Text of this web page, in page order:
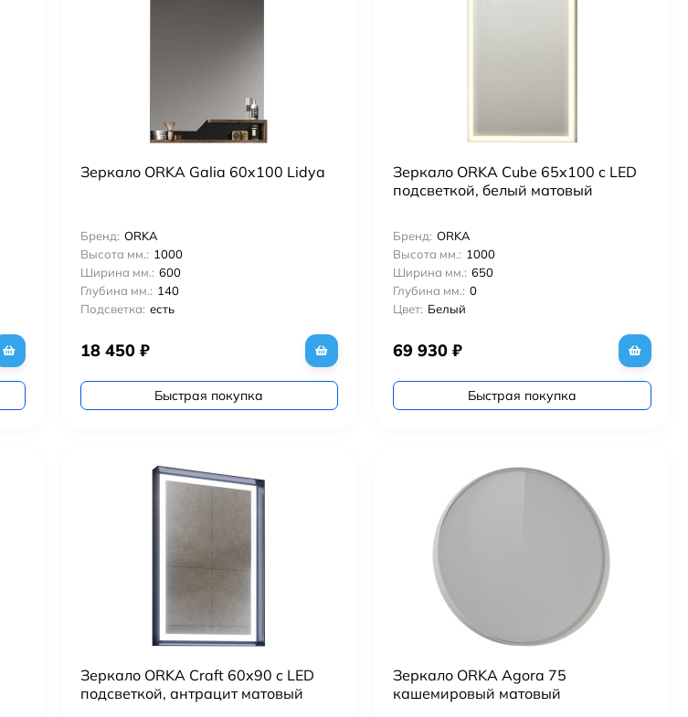
Зеркало ORKA Galia 60x100 Lidya
Бренд: ORKA
Высота мм.: 1000
Ширина мм.: 600
Глубина мм.: 140
Подсветка: есть
18 450 ₽
Быстрая покупка
Зеркало ORKA Cube 65x100 c LED
подсветкой, белый матовый
Бренд: ORKA
Высота мм.: 1000
Ширина мм.: 650
Глубина мм.: 0
Цвет: Белый
69 930₽
Быстрая покупка
Зеркало ORKA Craft 60x90 c LED
подсветкой, антрацит матовый
Зеркало ORKA Agora 75
кашемировый матовый